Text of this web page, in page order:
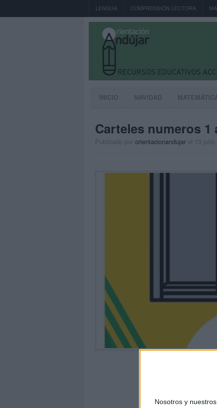
Nosotros y
LENGUA COMPRENSIÓN LECTORA
INICIO NAVIDAD
Carteles numeros 1
Publicado por orientacionandujar el 13